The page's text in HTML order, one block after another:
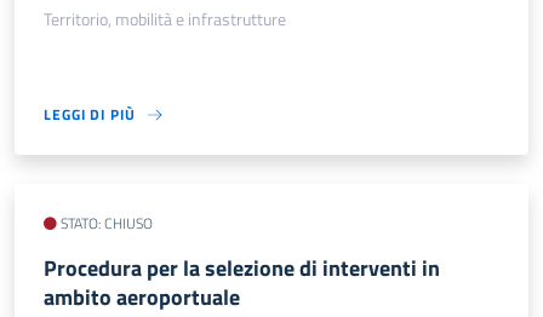
Territorio, mobilità e infrastrutture
LEGGI DI PIÙ
STATO: CHIUSO
Procedura per la selezione di interventi in
ambito aeroportuale